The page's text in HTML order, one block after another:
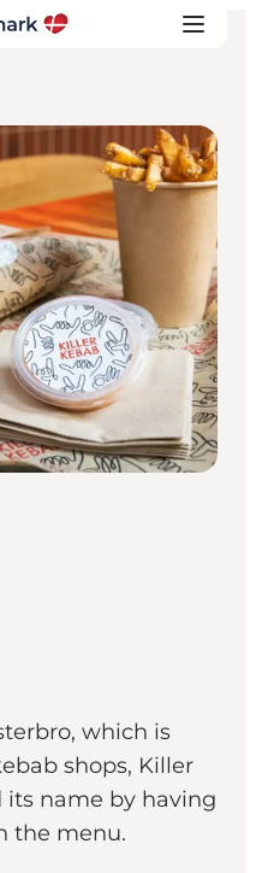
which is
shops, Killer
its name by having
the menu.